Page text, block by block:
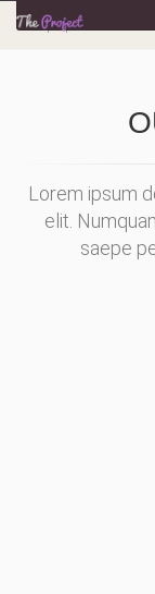
Multipurpose HTML5
Lorem ipsum
elit.
saepe